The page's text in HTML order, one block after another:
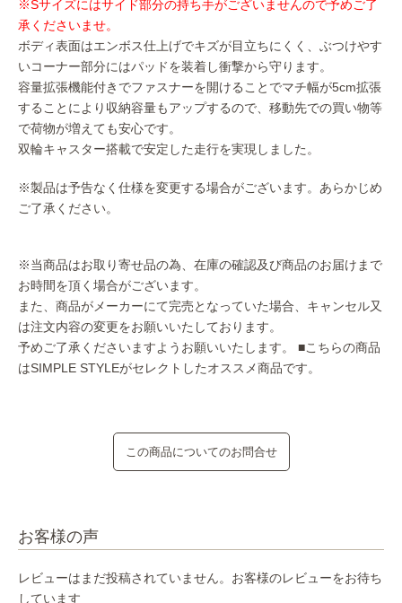
※Sサイズにはサイド部分の持ち手がございませんので予めご了
承くださいませ。
ボディ表面はエンボス仕上げでキズが目立ちにくく、ぶつけやす
いコーナー部分にはパッドを装着し衝撃から守ります。
容量拡張機能付きでファスナーを開けることでマチ幅が5cm拡張
することにより収納容量もアップするので、移動先での買い物等
で荷物が増えても安心です。
双輪キャスター搭載で安定した走行を実現しました。
※製品は予告なく仕様を変更する場合がございます。あらかじめ
ご了承ください。
※当商品はお取り寄せ品の為、在庫の確認及び商品のお届けまで
お時間を頂く場合がございます。
また、商品がメーカーにて完売となっていた場合、キャンセル又
は注文内容の変更をお願いいたしております。
予めご了承くださいますようお願いいたします。 ■こちらの商品
はSIMPLE STYLEがセレクトしたオススメ商品です。
この商品についてのお問合せ
お客様の声
レビューはまだ投稿されていません。お客様のレビューをお待ち
しています